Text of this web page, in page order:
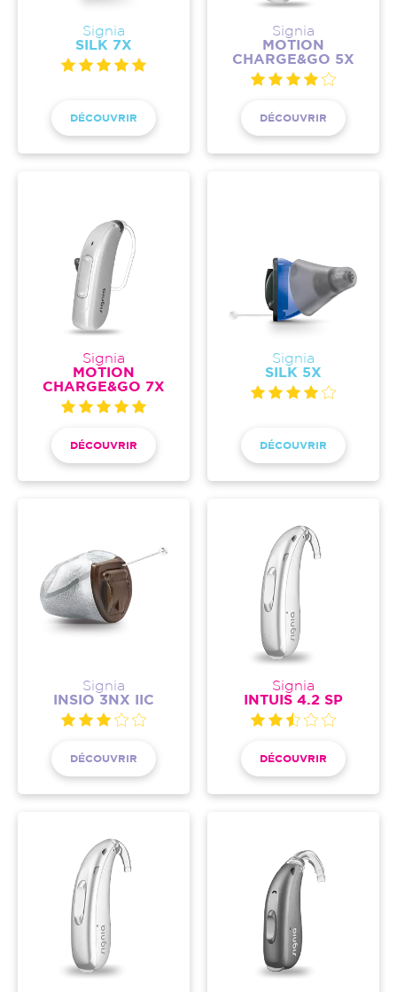
Signia
SILK 7X
DÉCOUVRIR
Signia
MOTION
CHARGE&GO 5X
DÉCOUVRIR
Signia
MOTION
CHARGE&GO 7X
DÉCOUVRIR
Signia
SILK 5X
DÉCOUVRIR
Signia
INSIO 3NX IIC
DÉCOUVRIR
Signia
INTUIS 4.2 SP
DÉCOUVRIR